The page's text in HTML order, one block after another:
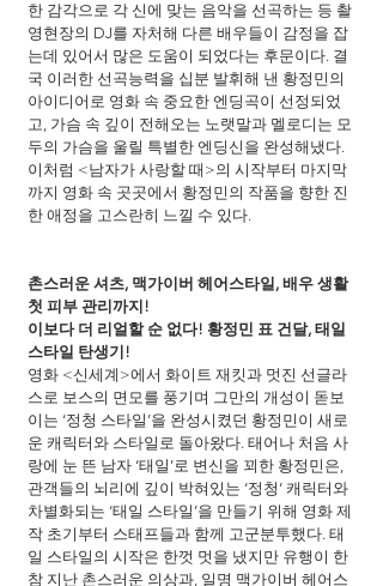
한 감각으로 각 신에 맞는 음악을 선곡하는 등 촬
영현장의 DJ를 자처해 다른 배우들이 감정을 잡
는데 있어서 많은 도움이 되었다는 후문이다. 결
국 이러한 선곡능력을 십분 발휘해 낸 황정민의
아이디어로 영화 속 중요한 엔딩곡이 선정되었
고, 가슴 속 깊이 전해오는 노랫말과 멜로디는 모
두의 가슴을 울릴 특별한 엔딩신을 완성해냈다.
이처럼 <남자가 사랑할 때>의 시작부터 마지막
까지 영화 속 곳곳에서 황정민의 작품을 향한 진
한 애정을 고스란히 느낄 수 있다.
촌스러운 셔츠, 맥가이버 헤어스타일, 배우 생활
첫 피부 관리까지!
이보다 더 리얼할 순 없다! 황정민 표 건달, 태일
스타일 탄생기!
영화 <신세계>에서 화이트 재킷과 멋진 선글라
스로 보스의 면모를 풍기며 그만의 개성이 돋보
이는 ‘정청 스타일’을 완성시켰던 황정민이 새로
운 캐릭터와 스타일로 돌아왔다. 태어나 처음 사
랑에 눈 뜬 남자 ‘태일’로 변신을 꾀한 황정민은,
관객들의 뇌리에 깊이 박혀있는 ‘정청’ 캐릭터와
차별화되는 ‘태일 스타일’을 만들기 위해 영화 제
작 초기부터 스태프들과 함께 고군분투했다. 태
일 스타일의 시작은 한껏 멋을 냈지만 유행이 한
참 지난 촌스러운 의상과, 일명 맥가이버 헤어스